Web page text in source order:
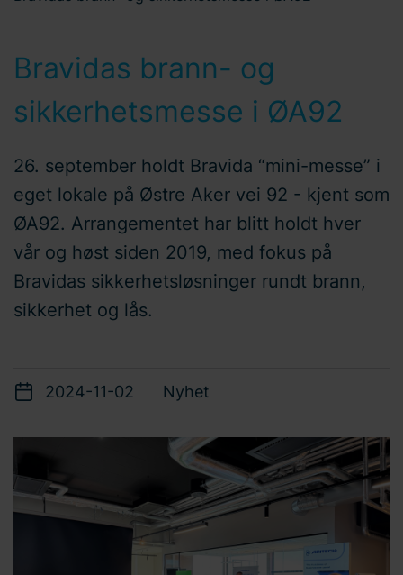
Bravidas brann- og
sikkerhetsmesse i ØA92
26. september holdt Bravida “mini-messe” i
eget lokale på Østre Aker vei 92 - kjent som
ØA92. Arrangementet har blitt holdt hver
vår og høst siden 2019, med fokus på
Bravidas sikkerhetsløsninger rundt brann,
sikkerhet og lås.
2024-11-02 Nyhet